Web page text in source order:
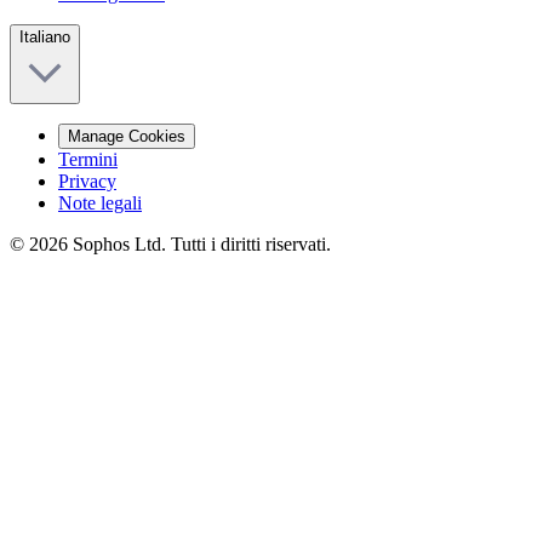
Italiano
Manage Cookies
Termini
Privacy
Note legali
© 2026 Sophos Ltd. Tutti i diritti riservati.